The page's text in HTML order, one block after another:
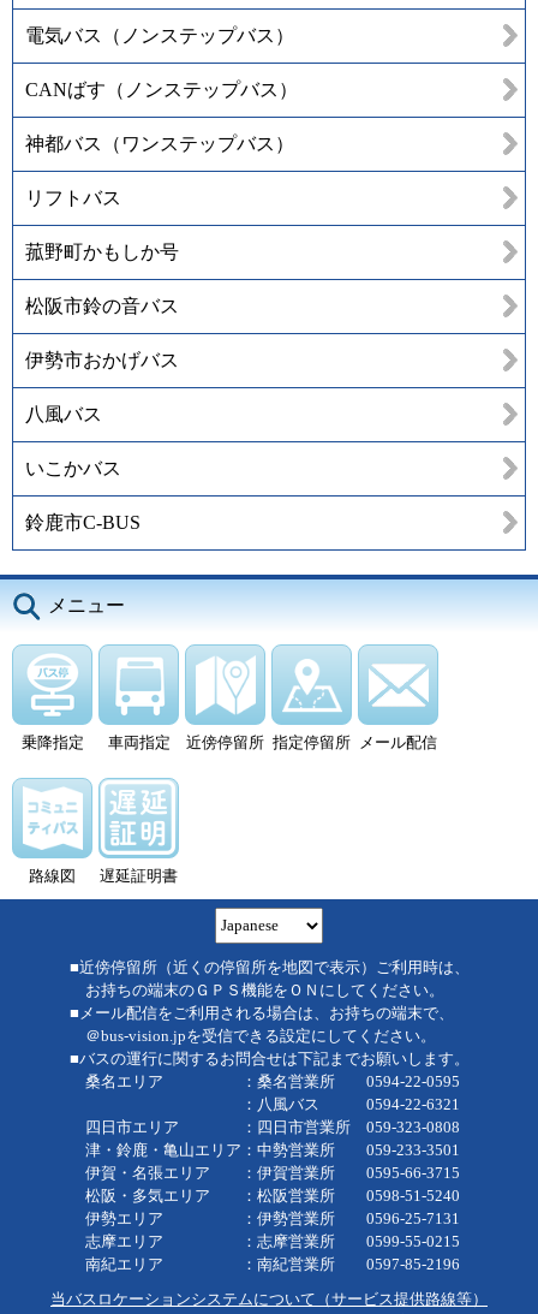
電気バス（ノンステップバス）
CANばす（ノンステップバス）
神都バス（ワンステップバス）
リフトバス
菰野町かもしか号
松阪市鈴の音バス
伊勢市おかげバス
八風バス
いこかバス
鈴鹿市C-BUS
メニュー
乗降指定 車両指定 近傍停留所 指定停留所 メール配信
路線図 遅延証明書
■近傍停留所（近くの停留所を地図で表示）ご利用時は、
お持ちの端末のＧＰＳ機能をＯＮにしてください。
■メール配信をご利用される場合は、お持ちの端末で、
＠bus-vision.jpを受信できる設定にしてください。
■バスの運行に関するお問合せは下記までお願いします。
桑名エリア ：桑名営業所 0594-22-0595
：八風バス 0594-22-6321
四日市エリア ：四日市営業所 059-323-0808
津・鈴鹿・亀山エリア：中勢営業所 059-233-3501
伊賀・名張エリア ：伊賀営業所 0595-66-3715
松阪・多気エリア ：松阪営業所 0598-51-5240
伊勢エリア ：伊勢営業所 0596-25-7131
志摩エリア ：志摩営業所 0599-55-0215
南紀エリア ：南紀営業所 0597-85-2196
当バスロケーションシステムについて（サービス提供路線等）